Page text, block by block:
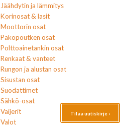
Jäähdytin ja lämmitys
Korinosat & lasit
Moottorin osat
Pakopoutken osat
Polttoainetankin osat
Renkaat & vanteet
Rungon ja alustan osat
Sisustan osat
Suodattimet
Sähkö-osat
Vaijerit
Valot
Tilaa uutiskirje ›